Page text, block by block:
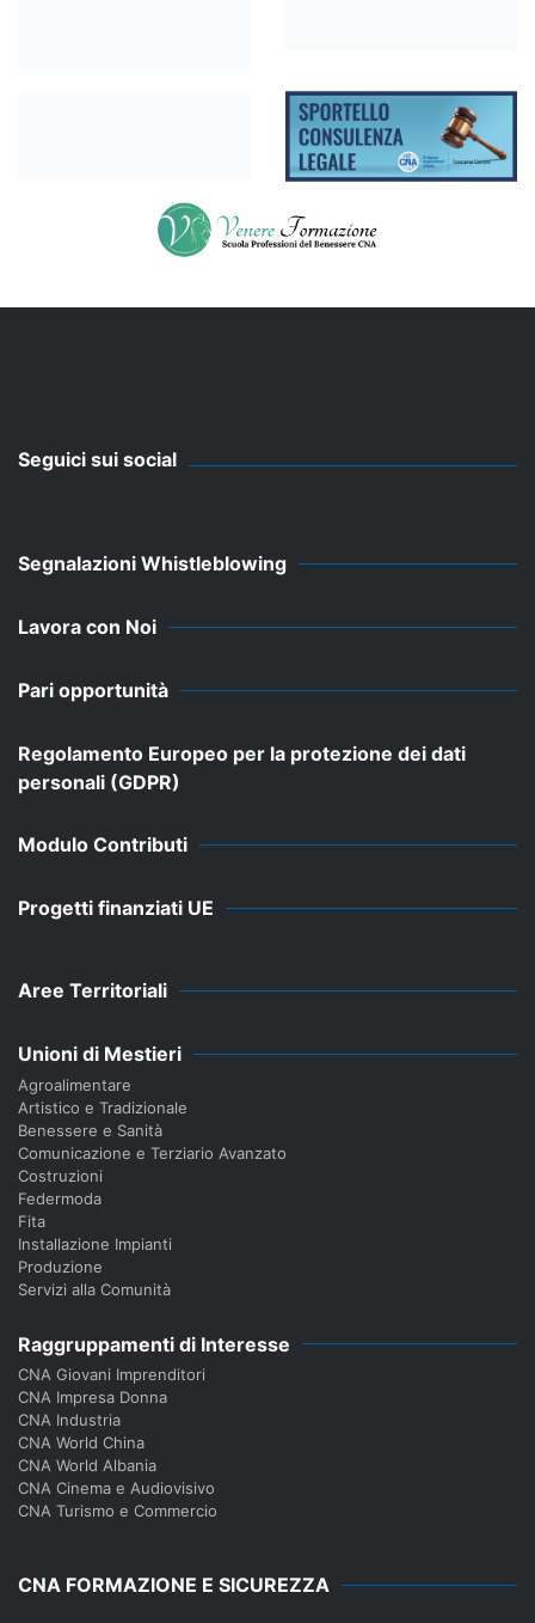
Seguici sui social
Segnalazioni Whistleblowing
Lavora con Noi
Pari opportunità
Regolamento Europeo per la protezione dei dati
personali (GDPR)
Modulo Contributi
Progetti finanziati UE
Aree Territoriali
Unioni di Mestieri
Agroalimentare
Artistico e Tradizionale
Benessere e Sanità
Comunicazione e Terziario Avanzato
Costruzioni
Federmoda
Fita
Installazione Impianti
Produzione
Servizi alla Comunità
Raggruppamenti di Interesse
CNA Giovani Imprenditori
CNA Impresa Donna
CNA Industria
CNA World China
CNA World Albania
CNA Cinema e Audiovisivo
CNA Turismo e Commercio
CNA FORMAZIONE E SICUREZZA